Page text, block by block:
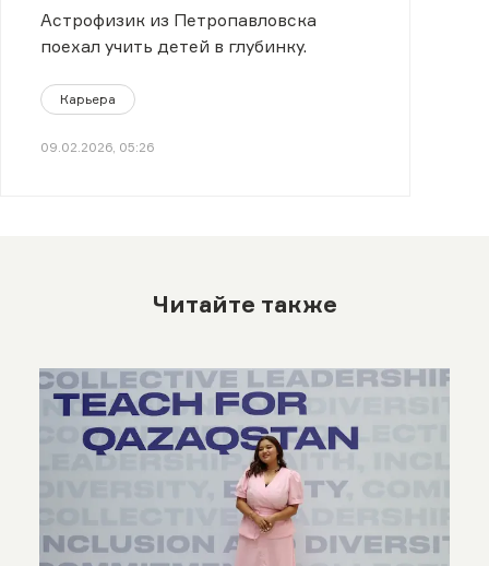
физике»
Астрофизик из Петропавловска
поехал учить детей в глубинку.
Карьера
09.02.2026, 05:26
Читайте также